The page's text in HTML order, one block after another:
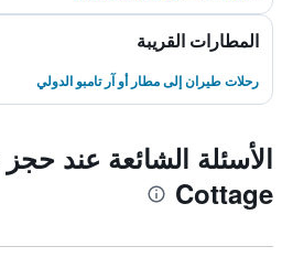
المطارات القريبة
رحلات طيران إلى مطار أو آر تامبو الدولي
Cottage